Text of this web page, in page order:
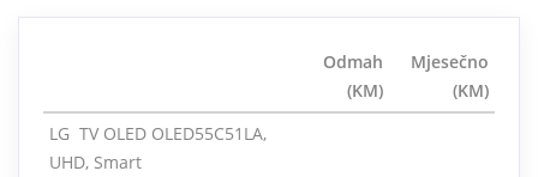
Odmah
(KM)
Mjesečno
(KM)
LG TV OLED OLED55C51LA,
UHD, Smart